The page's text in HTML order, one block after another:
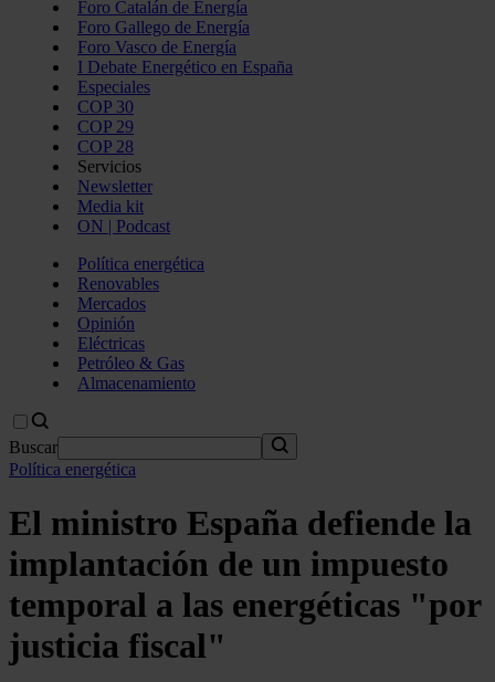
Foro Catalán de Energía
Foro Gallego de Energía
Foro Vasco de Energía
I Debate Energético en España
Especiales
COP 30
COP 29
COP 28
Servicios
Newsletter
Media kit
ON | Podcast
Política energética
Renovables
Mercados
Opinión
Eléctricas
Petróleo & Gas
Almacenamiento
Buscar
Política energética
El ministro España defiende la
implantación de un impuesto
temporal a las energéticas "por
justicia fiscal"